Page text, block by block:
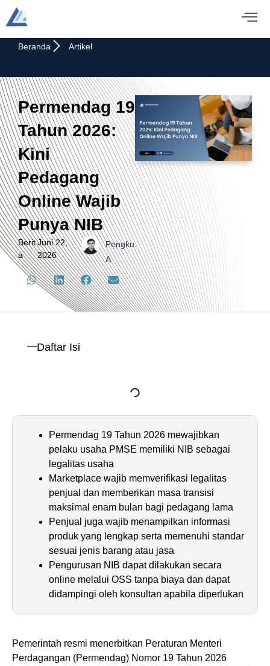
Beranda Artikel
Permendag 19
Tahun 2026:
Kini
Pedagang
Online Wajib
Punya NIB
Berit
a
Juni 22,
2026
Pengku.
A
Daftar Isi
Permendag 19 Tahun 2026 mewajibkan
pelaku usaha PMSE memiliki NIB sebagai
legalitas usaha
Marketplace wajib memverifikasi legalitas
penjual dan memberikan masa transisi
maksimal enam bulan bagi pedagang lama
Penjual juga wajib menampilkan informasi
produk yang lengkap serta memenuhi standar
sesuai jenis barang atau jasa
Pengurusan NIB dapat dilakukan secara
online melalui OSS tanpa biaya dan dapat
didampingi oleh konsultan apabila diperlukan
Pemerintah resmi menerbitkan Peraturan Menteri
Perdagangan (Permendag) Nomor 19 Tahun 2026